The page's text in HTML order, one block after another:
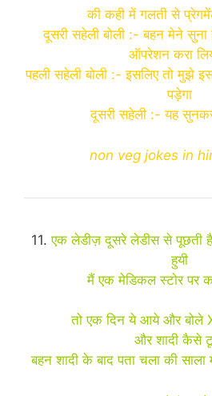
की कही में गलती से
दूसरी सहेली बोली :- बहन मेने सुना
ऑपरेशन करा
पहली सहेली बोली :- इसलिए तो मुझे इस
पड़ेगा
दूसरी सहेली :- यह
non veg jokes in
11.एक लेडीज़ दूसरे लेडीस से पूछती
हुयी
मैं एक मेडिकल स्टोर पर
तो एक दिन ये आये और बोले
और शादी कैसे
बहन शादी के बाद पता चला की